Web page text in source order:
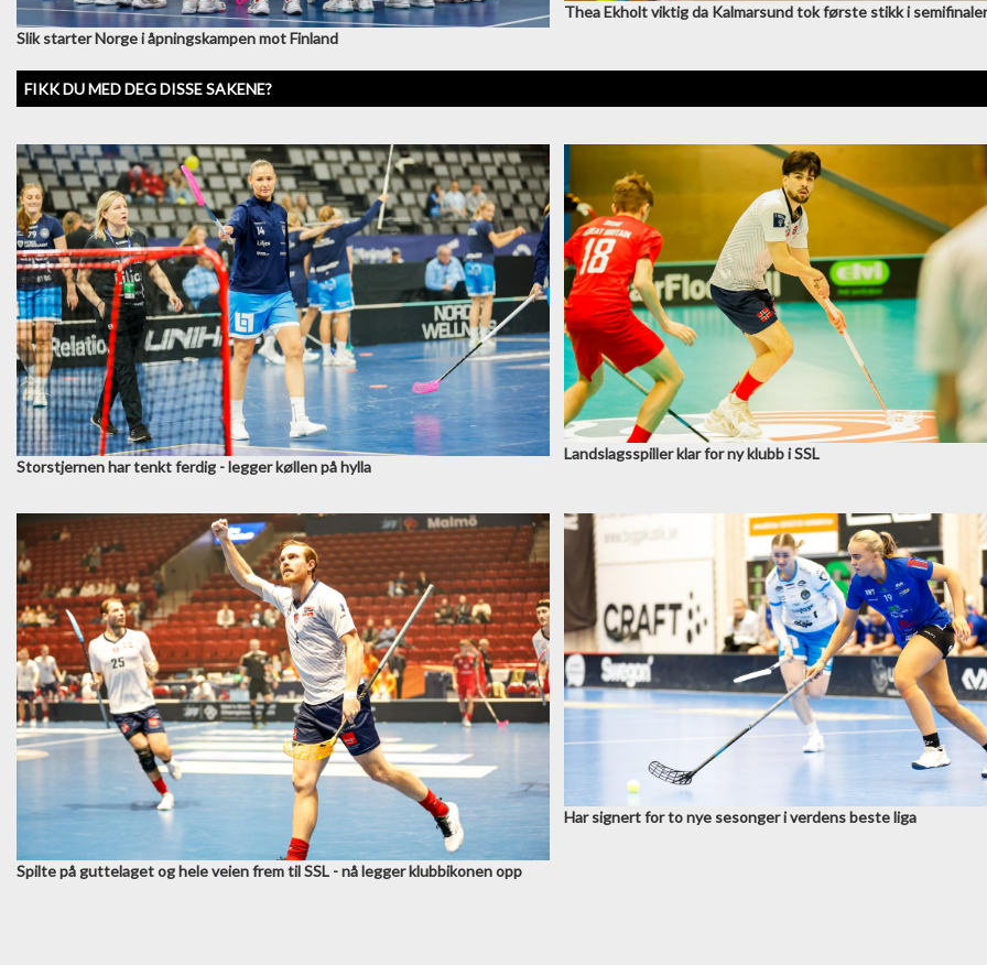
Slik starter Norge i åpningskampen mot Finland
Thea Ekholt viktig da Kalmarsund tok første stikk i
FIKK DU MED DEG DISSE SAKENE?
Storstjernen har tenkt ferdig - legger køllen på hylla
Landslagsspiller klar for ny klubb i SSL
Spilte på guttelaget og hele veien frem til SSL - nå legger klubbikonen opp
Har signert for to nye sesonger i verdens beste liga